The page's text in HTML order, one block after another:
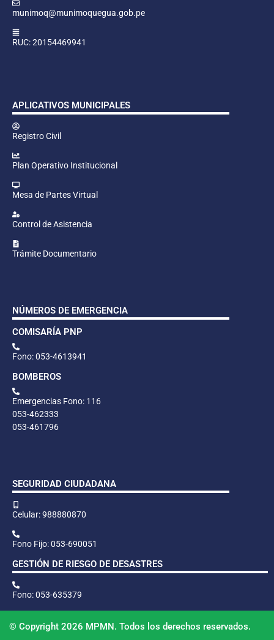
munimoq@munimoquegua.gob.pe
RUC: 20154469941
APLICATIVOS MUNICIPALES
Registro Civil
Plan Operativo Institucional
Mesa de Partes Virtual
Control de Asistencia
Trámite Documentario
NÚMEROS DE EMERGENCIA
COMISARÍA PNP
Fono: 053-4613941
BOMBEROS
Emergencias Fono: 116
053-462333
053-461796
SEGURIDAD CIUDADANA
Celular: 988880870
Fono Fijo: 053-690051
GESTIÓN DE RIESGO DE DESASTRES
Fono: 053-635379
© Copyright 2026 MPMN. Todos los derechos reservados.